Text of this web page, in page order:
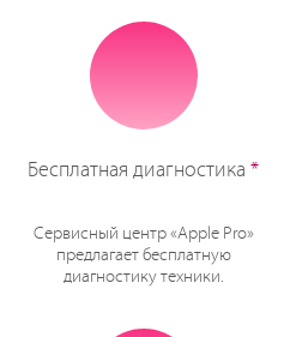
Бесплатная диагностика *
Сервисный центр «Apple Pro»
предлагает бесплатную
диагностику техники.